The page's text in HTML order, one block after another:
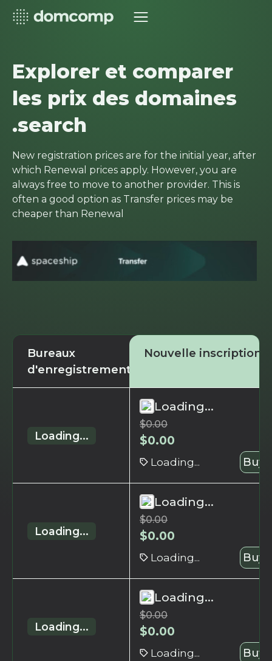
Explorer et comparer
les prix des domaines
.search
New registration prices are for the initial year, after
which Renewal prices apply. However, you are
always free to move to another provider. This is
often a good option as Transfer prices may be
cheaper than Renewal
Bureaux
d'enregistrement
Nouvelle inscription
Loading...
Loading...
$0.00
$0.00
Loading... Buy
Loading...
Loading...
$0.00
$0.00
Loading... Buy
Loading...
Loading...
$0.00
$0.00
Loading... Buy